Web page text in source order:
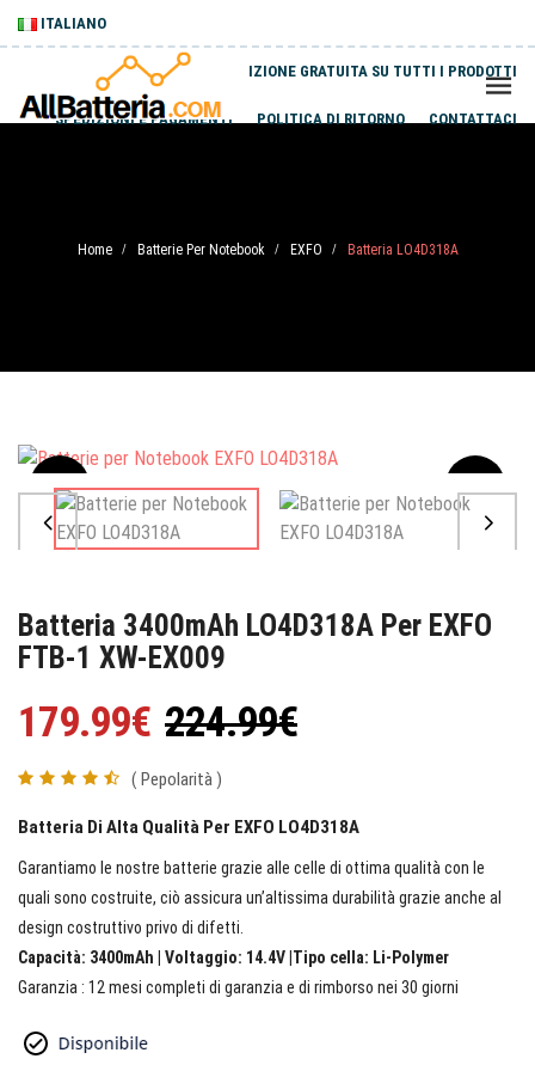
ITALIANO
SPEDIZIONE GRATUITA SU TUTTI I PRODOTTI
SPEDIZIONI E PAGAMENTI POLITICA DI RITORNO CONTATTACI
Home / Batterie Per Notebook / EXFO / Batteria LO4D318A
Sale
Batteria 3400mAh LO4D318A Per EXFO
FTB-1 XW-EX009
179.99€ 224.99€
( Pepolarità )
Batteria Di Alta Qualità Per EXFO LO4D318A
Garantiamo le nostre batterie grazie alle celle di ottima qualità con le
quali sono costruite, ciò assicura un’altissima durabilità grazie anche al
design costruttivo privo di difetti.
Capacità: 3400mAh | Voltaggio: 14.4V |Tipo cella: Li-Polymer
Garanzia : 12 mesi completi di garanzia e di rimborso nei 30 giorni